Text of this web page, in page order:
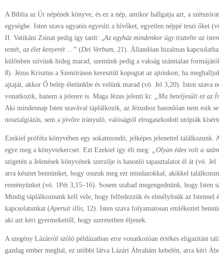
A Biblia az Úr népének könyve, és ez a nép, amikor hallgatja azt, a
egységbe. Isten szava ugyanis egyesíti a hívőket, egyetlen néppé teszi őket
II. Vatikáni Zsinat pedig így tanít: „Az egyház mindenkor úgy tisztelte az
testét, az élet kenyerét ...” (Dei Verbum, 21). Állandóan bizalmas
különben szívünk hideg marad, szemünk pedig a vakság számtalan
8). Jézus Krisztus a Szentíráson keresztül kopogtat az ajtónkon; ha
ajtaját, akkor Ő belép életünkbe és velünk marad (vö. Jel 3,20). Isten szava
vonatkozik, hanem a jelenre is. Maga Jézus jelenti ki: „Ma beteljesült ez az
Aki mindennap Isten szavával táplálkozik, az Jézushoz hasonlóan nem esik
nosztalgiázás, sem a jövőre irányuló, valóságtól elrugaszkodott utópiák
Ezekiel próféta könyvében egy sokatmondó, jelképes jelenettel
egye meg a könyvtekercset. Ezt Ezekiel így éli meg: „Olyan édes volt a
szigetén a Jelenések könyvének szerzője is hasonló tapasztalatot él át (vö. Jel
arra késztet bennünket, hogy osszuk meg ezt mindazokkal, akikkel
reményünket (vö. 1Pét 3,15–16). Sosem szabad megengednünk, hogy Isten
Mindig táplálkoznunk kell vele, hogy felfedezzük és elmélyítsük az Istennel
kapcsolatunkat (Aperuit illis, 12). Isten szava folyamatosan emlékeztet
aki azt kéri gyermekeitől, hogy szeretetben éljenek.
A szegény Lázárról szóló példázatban erre vonatkozóan értékes eligazítást
gazdag ember meghal, ez utóbbi látva Lázárt Ábrahám kebelén, arra kéri